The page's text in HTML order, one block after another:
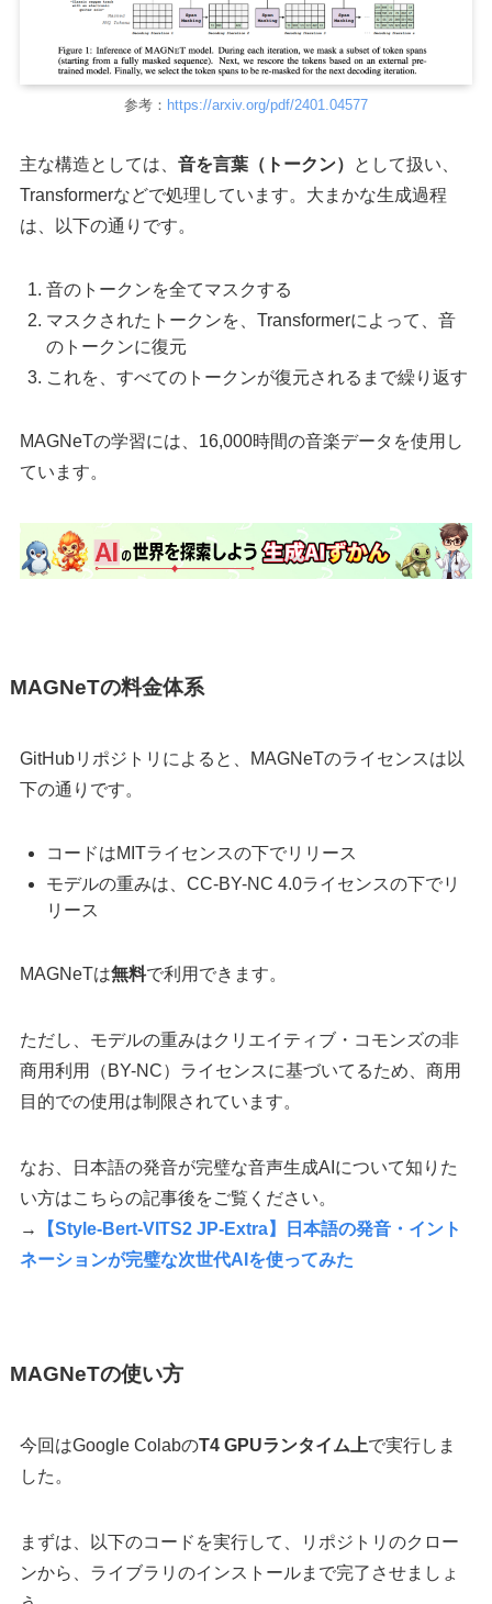
参考： https://arxiv.org/pdf/2401.04577
主な構造としては、 音を言葉（トークン）
として扱い、
Transformerなどで処理しています。大まかな生成過程
は、以下の通りです。
音のトークンを全てマスクする
マスクされたトークンを、Transformerによって、音
のトークンに復元
これを、すべてのトークンが復元されるまで繰り返す
MAGNeTの学習には、16,000時間の音楽データを使用し
ています。
MAGNeTの料金体系
GitHubリポジトリによると、MAGNeTのライセンスは以
下の通りです。
コードはMITライセンスの下でリリース
モデルの重みは、CC-BY-NC 4.0ライセンスの下でリ
リース
MAGNeTは無料で利用できます。
ただし、モデルの重みはクリエイティブ・コモンズの非
商用利用（BY-NC）ライセンスに基づいてるため、商用
目的での使用は制限されています。
なお、日本語の発音が完璧な音声生成AIについて知りた
い方はこちらの記事後をご覧ください。
→
【Style-Bert-VITS2 JP-Extra】日本語の発音・イント
ネーションが完璧な次世代AIを使ってみた
MAGNeTの使い方
今回はGoogle ColabのT4 GPUランタイム上で実行しま
した。
まずは、以下のコードを実行して、リポジトリのクロー
ンから、ライブラリのインストールまで完了させましょ